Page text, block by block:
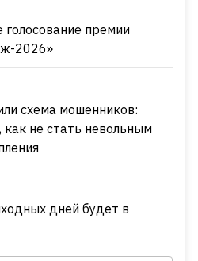
премии
2026»
схема мошенников:
как не стать невольным
дней будет в